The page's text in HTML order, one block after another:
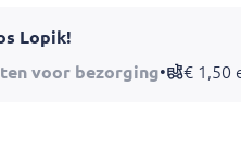
Lopik!
gerechten bij Amigos
voor bezorging• € 1,50